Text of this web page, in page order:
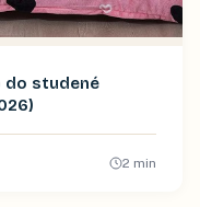
do studené
2 min